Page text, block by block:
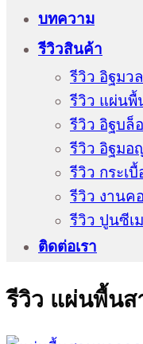
บทความ
รีวิวสินค้า
รีวิว อิฐมว
รีวิว แผ่นพื้
รีวิว อิฐบล็
รีวิว อิฐมอ
รีวิว กระเ
รีวิว งานค
รีวิว ปูนซีเ
ติดต่อเรา
รีวิว แผ่นพื้นส